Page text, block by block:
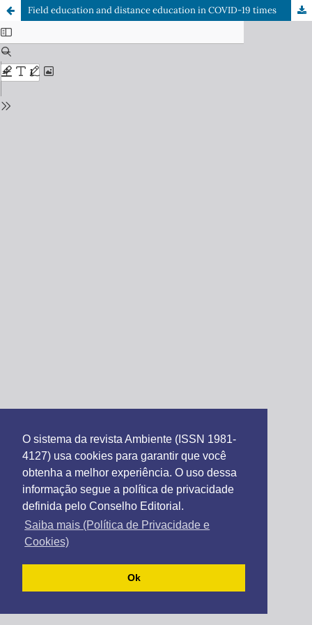
O sistema da revista Ambiente (ISSN 1981-
4127) usa cookies para garantir que você
obtenha a melhor experiência. O uso dessa
informação segue a política de privacidade
definida pelo Conselho Editorial.
Saiba mais (Política de Privacidade e
Cookies)
Ok
Field education and distance education in COVID-19 times